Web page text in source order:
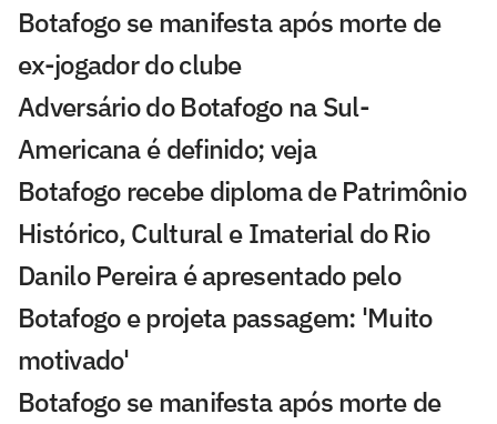
Botafogo se manifesta após morte de
ex-jogador do clube
Adversário do Botafogo na Sul-
Americana é definido; veja
Botafogo recebe diploma de Patrimônio
Histórico, Cultural e Imaterial do Rio
Danilo Pereira é apresentado pelo
Botafogo e projeta passagem: 'Muito
motivado'
Botafogo se manifesta após morte de